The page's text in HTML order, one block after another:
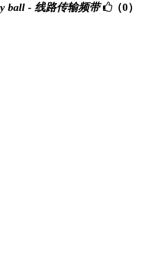
ball - 线路传输频带
（0）